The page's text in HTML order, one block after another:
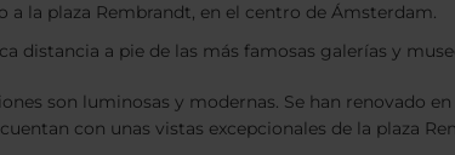
a la plaza Rembrandt, en el centro de Ámsterdam.
distancia a pie de las más famosas galerías y
son luminosas y modernas. Se han renovado
con unas vistas excepcionales de la plaza